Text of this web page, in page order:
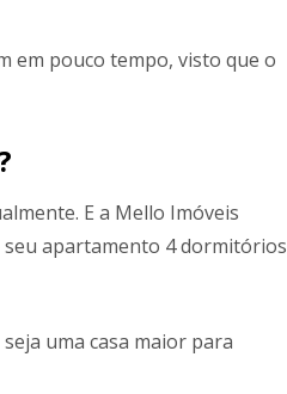
em pouco tempo, visto que o
E a Mello Imóveis
seu apartamento 4 dormitórios
uma casa maior para